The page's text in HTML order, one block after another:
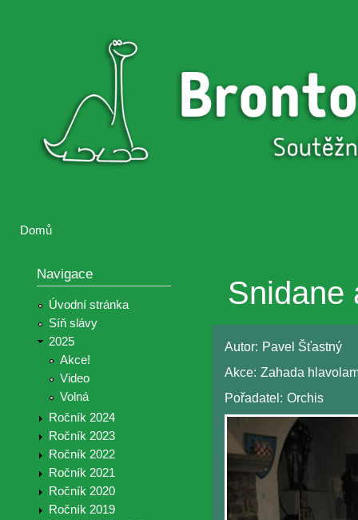
Brontosaurus
Brontosaurus
Domů
Navigace
Úvodní stránka
Síň slávy
2025
Akce!
Video
Volná
Ročník 2024
Ročník 2023
Ročník 2022
Ročník 2021
Ročník 2020
Ročník 2019
Snidane
Autor: Pavel Šťastný
Akce: Zahada
Pořadatel: Orchis